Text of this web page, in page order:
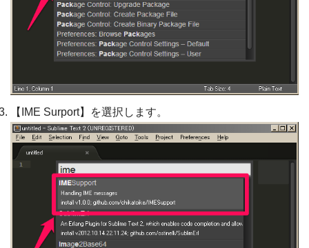
【IME Surport】を選択します。